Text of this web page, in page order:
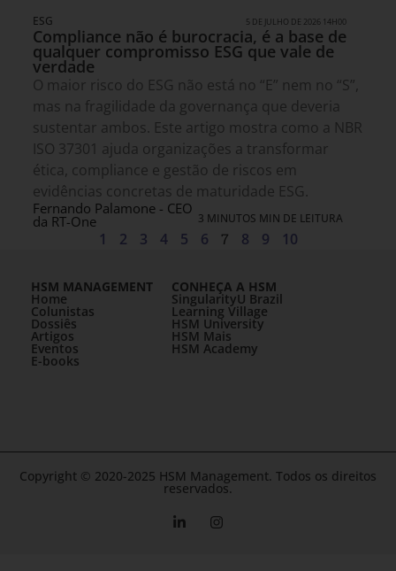
ESG 5 DE JULHO DE 2026 14H00
Compliance não é burocracia, é a base de
qualquer compromisso ESG que vale de
verdade
O maior risco do ESG não está no “E” nem no “S”,
mas na fragilidade da governança que deveria
sustentar ambos. Este artigo mostra como a NBR
ISO 37301 ajuda organizações a transformar
ética, compliance e gestão de riscos em
evidências concretas de maturidade ESG.
Fernando Palamone - CEO
da RT-One 3 MINUTOS MIN DE LEITURA
1 2 3 4 5 6 7 8 9 10
HSM MANAGEMENT
Home
Colunistas
Dossiês
Artigos
Eventos
E-books
CONHEÇA A HSM
SingularityU Brazil
Learning Village
HSM University
HSM Mais
HSM Academy
Copyright © 2020-2025 HSM Management. Todos os direitos
reservados.